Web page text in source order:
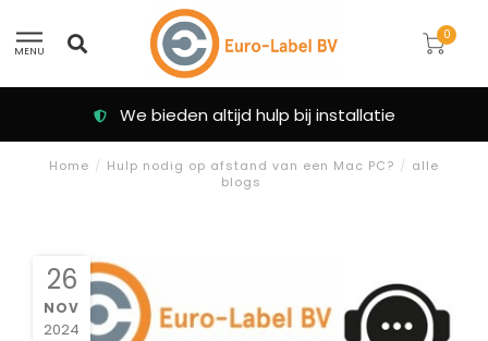
MENU
0
bij installatie Klanten beoordelen
Home / Hulp nodig op afstand van een Mac PC? / alle
blogs
26
NOV
2024